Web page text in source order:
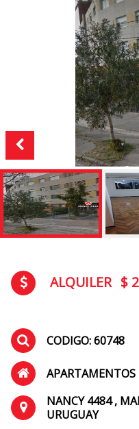
ALQUILER $
CODIGO: 60748
APARTAMENTOS
NANCY 4484 ,
URUGUAY